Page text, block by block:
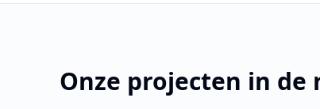
Onze projecten in de